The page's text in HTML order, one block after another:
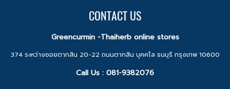
CONTACT US
Greencurmin -Thaiherb online stores
374 ระหว่างซอยตากสิน 20-22 ถนนตากสิน บุคคโล ธนบุรี กรุงเทพ 10600
Call Us : 081-9382076